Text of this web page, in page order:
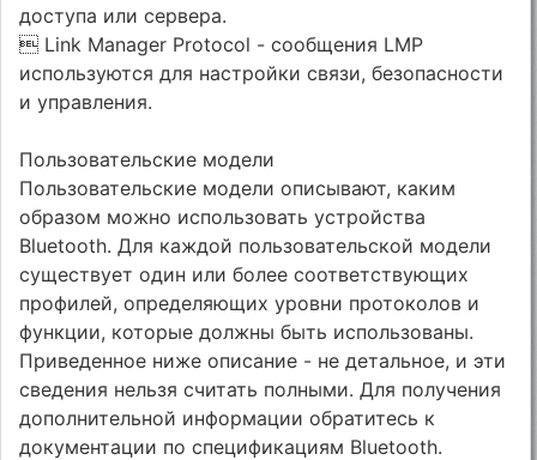
доступа или сервера.
 Link Manager Protocol - сообщения LMP
используются для настройки связи, безопасности
и управления.
Пользовательские модели
Пользовательские модели описывают, каким
образом можно использовать устройства
Bluetooth. Для каждой пользовательской модели
существует один или более соответствующих
профилей, определяющих уровни протоколов и
функции, которые должны быть использованы.
Приведенное ниже описание - не детальное, и эти
сведения нельзя считать полными. Для получения
дополнительной информации обратитесь к
документации по спецификациям Bluetooth.